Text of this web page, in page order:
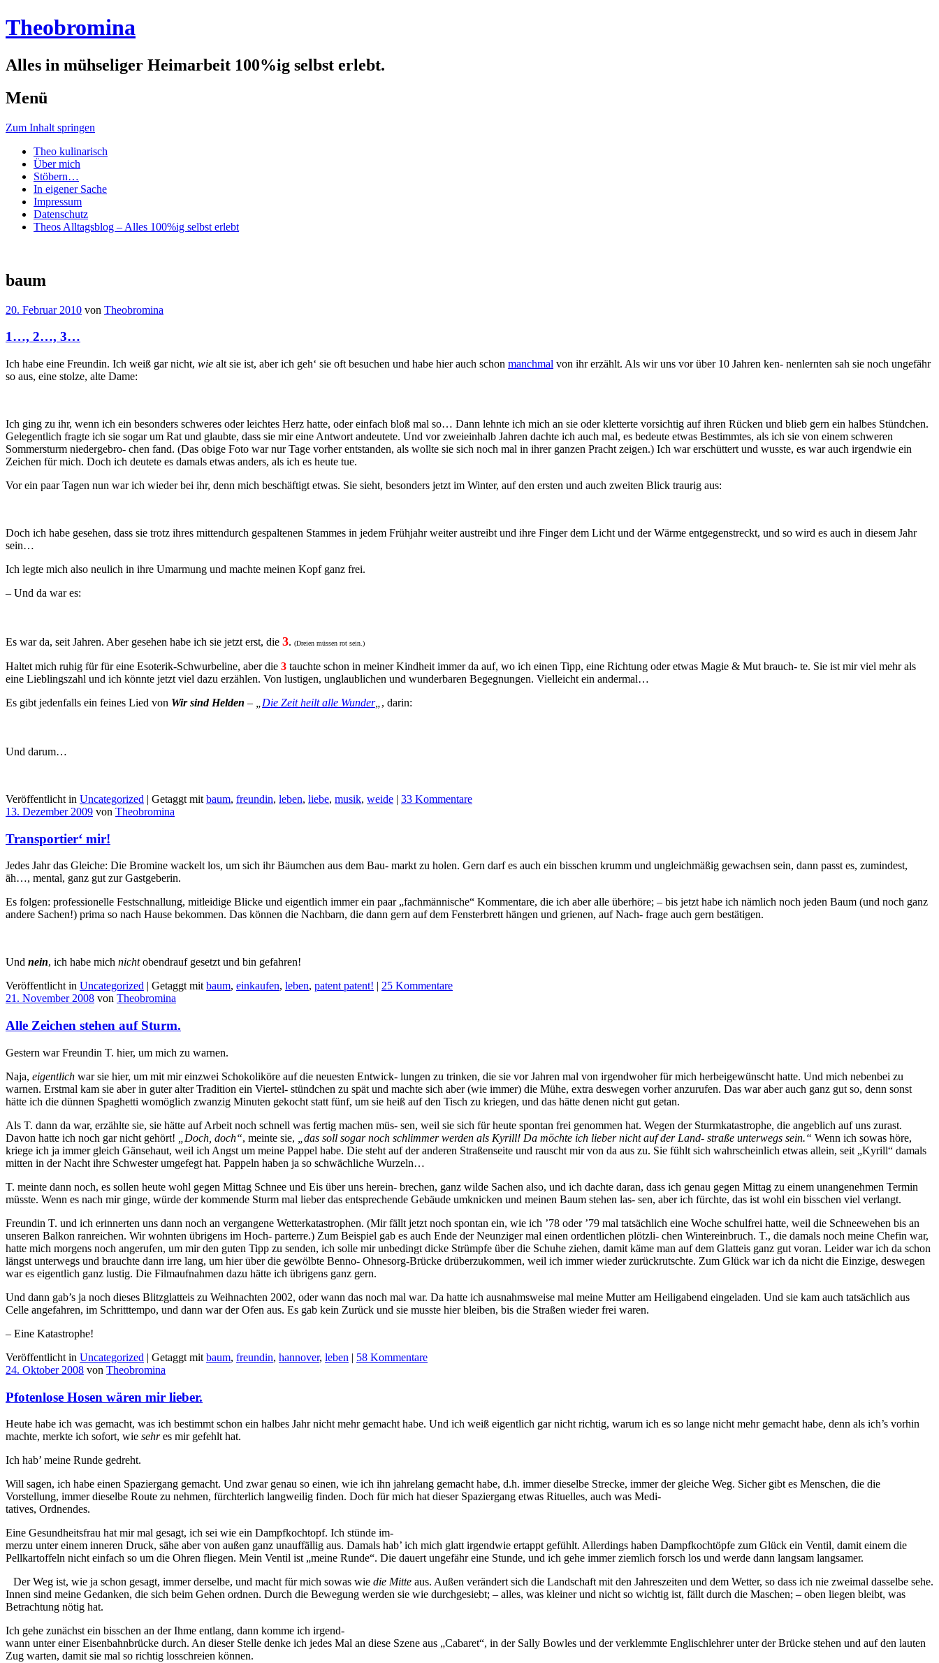
Theobromina
Alles in mühseliger Heimarbeit 100%ig selbst erlebt.
Menü
Zum Inhalt springen
Theo kulinarisch
Über mich
Stöbern…
In eigener Sache
Impressum
Datenschutz
Theos Alltagsblog – Alles 100%ig selbst erlebt
baum
20. Februar 2010 von Theobromina
1…, 2…, 3…
Ich habe eine Freundin. Ich weiß gar nicht, wie alt sie ist, aber ich geh‘ sie oft besuchen und habe hier auch schon manchmal von ihr erzählt. Als wir uns vor über 10 Jahren ken- nenlernten sah sie noch ungefähr
so aus, eine stolze, alte Dame:
Ich ging zu ihr, wenn ich ein besonders schweres oder leichtes Herz hatte, oder einfach bloß mal so… Dann lehnte ich mich an sie oder kletterte vorsichtig auf ihren Rücken und blieb gern ein halbes Stündchen.
Gelegentlich fragte ich sie sogar um Rat und glaubte, dass sie mir eine Antwort andeutete. Und vor zweieinhalb Jahren dachte ich auch mal, es bedeute etwas Bestimmtes, als ich sie von einem schweren
Sommersturm niedergebro- chen fand. (Das obige Foto war nur Tage vorher entstanden, als wollte sie sich noch mal in ihrer ganzen Pracht zeigen.) Ich war erschüttert und wusste, es war auch irgendwie ein
Zeichen für mich. Doch ich deutete es damals etwas anders, als ich es heute tue.
Vor ein paar Tagen nun war ich wieder bei ihr, denn mich beschäftigt etwas. Sie sieht, besonders jetzt im Winter, auf den ersten und auch zweiten Blick traurig aus:
Doch ich habe gesehen, dass sie trotz ihres mittendurch gespaltenen Stammes in jedem Frühjahr weiter austreibt und ihre Finger dem Licht und der Wärme entgegenstreckt, und so wird es auch in diesem Jahr
sein…
Ich legte mich also neulich in ihre Umarmung und machte meinen Kopf ganz frei.
– Und da war es:
Es war da, seit Jahren. Aber gesehen habe ich sie jetzt erst, die 3. (Dreien müssen rot sein.)
Haltet mich ruhig für für eine Esoterik-Schwurbeline, aber die 3 tauchte schon in meiner Kindheit immer da auf, wo ich einen Tipp, eine Richtung oder etwas Magie & Mut brauch- te. Sie ist mir viel mehr als
eine Lieblingszahl und ich könnte jetzt viel dazu erzählen. Von lustigen, unglaublichen und wunderbaren Begegnungen. Vielleicht ein andermal…
Es gibt jedenfalls ein feines Lied von Wir sind Helden – „ Die Zeit heilt alle Wunder„ , darin:
Und darum…
Veröffentlicht in Uncategorized | Getaggt mit baum, freundin, leben, liebe, musik, weide | 33 Kommentare
13. Dezember 2009 von Theobromina
Transportier‘ mir!
Jedes Jahr das Gleiche: Die Bromine wackelt los, um sich ihr Bäumchen aus dem Bau- markt zu holen. Gern darf es auch ein bisschen krumm und ungleichmäßig gewachsen sein, dann passt es, zumindest,
äh…, mental, ganz gut zur Gastgeberin.
Es folgen: professionelle Festschnallung, mitleidige Blicke und eigentlich immer ein paar „fachmännische“ Kommentare, die ich aber alle überhöre; – bis jetzt habe ich nämlich noch jeden Baum (und noch ganz
andere Sachen!) prima so nach Hause bekommen. Das können die Nachbarn, die dann gern auf dem Fensterbrett hängen und grienen, auf Nach- frage auch gern bestätigen.
Und nein, ich habe mich nichtobendrauf gesetzt und bin gefahren!
Veröffentlicht in Uncategorized | Getaggt mit baum, einkaufen, leben, patent patent! | 25 Kommentare
21. November 2008 von Theobromina
Alle Zeichen stehen auf Sturm.
Gestern war Freundin T. hier, um mich zu warnen.
Naja, eigentlich war sie hier, um mit mir einzwei Schokoliköre auf die neuesten Entwick- lungen zu trinken, die sie vor Jahren mal von irgendwoher für mich herbeigewünscht hatte. Und mich nebenbei zu
warnen. Erstmal kam sie aber in guter alter Tradition ein Viertel- stündchen zu spät und machte sich aber (wie immer) die Mühe, extra deswegen vorher anzurufen. Das war aber auch ganz gut so, denn sonst
hätte ich die dünnen Spaghetti womöglich zwanzig Minuten gekocht statt fünf, um sie heiß auf den Tisch zu kriegen, und das hätte denen nicht gut getan.
Als T. dann da war, erzählte sie, sie hätte auf Arbeit noch schnell was fertig machen müs- sen, weil sie sich für heute spontan frei genommen hat. Wegen der Sturmkatastrophe, die angeblich auf uns zurast.
Davon hatte ich noch gar nicht gehört!
„Doch, doch“, meinte sie, „das soll sogar noch schlimmer werden als Kyrill! Da möchte ich lieber nicht auf der Land- straße unterwegs sein.“ Wenn ich sowas höre,
kriege ich ja immer gleich Gänsehaut, weil ich Angst um meine Pappel habe. Die steht auf der anderen Straßenseite und rauscht mir von da aus zu. Sie fühlt sich wahrscheinlich etwas allein, seit „Kyrill“ damals
mitten in der Nacht ihre Schwester umgefegt hat. Pappeln haben ja so schwächliche Wurzeln…
T. meinte dann noch, es sollen heute wohl gegen Mittag Schnee und Eis über uns herein- brechen, ganz wilde Sachen also, und ich dachte daran, dass ich genau gegen Mittag zu einem unangenehmen Termin
müsste. Wenn es nach mir ginge, würde der kommende Sturm mal lieber das entsprechende Gebäude umknicken und meinen Baum stehen las- sen, aber ich fürchte, das ist wohl ein bisschen viel verlangt.
Freundin T. und ich erinnerten uns dann noch an vergangene Wetterkatastrophen. (Mir fällt jetzt noch spontan ein, wie ich ’78 oder ’79 mal tatsächlich eine Woche schulfrei hatte, weil die Schneewehen bis an
unseren Balkon ranreichen. Wir wohnten übrigens im Hoch- parterre.) Zum Beispiel gab es auch Ende der Neunziger mal einen ordentlichen plötzli- chen Wintereinbruch. T., die damals noch meine Chefin war,
hatte mich morgens noch angerufen, um mir den guten Tipp zu senden, ich solle mir unbedingt dicke Strümpfe über die Schuhe ziehen, damit käme man auf dem Glatteis ganz gut voran. Leider war ich da schon
längst unterwegs und brauchte dann irre lang, um hier über die gewölbte Benno- Ohnesorg-Brücke drüberzukommen, weil ich immer wieder zurückrutschte. Zum Glück war ich da nicht die Einzige, deswegen
war es eigentlich ganz lustig. Die Filmaufnahmen dazu hätte ich übrigens ganz gern.
Und dann gab’s ja noch dieses Blitzglatteis zu Weihnachten 2002, oder wann das noch mal war. Da hatte ich ausnahmsweise mal meine Mutter am Heiligabend eingeladen. Und sie kam auch tatsächlich aus
Celle angefahren, im Schritttempo, und dann war der Ofen aus. Es gab kein Zurück und sie musste hier bleiben, bis die Straßen wieder frei waren.
– Eine Katastrophe!
Veröffentlicht in Uncategorized | Getaggt mit baum, freundin, hannover, leben | 58 Kommentare
24. Oktober 2008 von Theobromina
Pfotenlose Hosen wären mir lieber.
Heute habe ich was gemacht, was ich bestimmt schon ein halbes Jahr nicht mehr gemacht habe. Und ich weiß eigentlich gar nicht richtig, warum ich es so lange nicht mehr gemacht habe, denn als ich’s vorhin
machte, merkte ich sofort, wie sehres mir gefehlt hat.
Ich hab’ meine Runde gedreht.
Will sagen, ich habe einen Spaziergang gemacht. Und zwar genau so einen, wie ich ihn jahrelang gemacht habe, d.h. immer dieselbe Strecke, immer der gleiche Weg. Sicher gibt es Menschen, die die
Vorstellung, immer dieselbe Route zu nehmen, fürchterlich langweilig finden. Doch für mich hat dieser Spaziergang etwas Rituelles, auch was Medi-
tatives, Ordnendes.
Eine Gesundheitsfrau hat mir mal gesagt, ich sei wie ein Dampfkochtopf. Ich stünde im-
merzu unter einem inneren Druck, sähe aber von außen ganz unauffällig aus. Damals hab’ ich mich glatt irgendwie ertappt gefühlt. Allerdings haben Dampfkochtöpfe zum Glück ein Ventil, damit einem die
Pellkartoffeln nicht einfach so um die Ohren fliegen. Mein Ventil ist „meine Runde“. Die dauert ungefähr eine Stunde, und ich gehe immer ziemlich forsch los und werde dann langsam langsamer.
Der Weg ist, wie ja schon gesagt, immer derselbe, und macht für mich sowas wie die Mitte aus. Außen verändert sich die Landschaft mit den Jahreszeiten und dem Wetter, so dass ich nie zweimal dasselbe sehe.
Innen sind meine Gedanken, die sich beim Gehen ordnen. Durch die Bewegung werden sie wie durchgesiebt; – alles, was kleiner und nicht so wichtig ist, fällt durch die Maschen; – oben liegen bleibt, was
Betrachtung nötig hat.
Ich gehe zunächst ein bisschen an der Ihme entlang, dann komme ich irgend-
wann unter einer Eisenbahnbrücke durch. An dieser Stelle denke ich jedes Mal an diese Szene aus „Cabaret“, in der Sally Bowles und der verklemmte Englischlehrer unter der Brücke stehen und auf den lauten
Zug warten, damit sie mal so richtig losschreien können.